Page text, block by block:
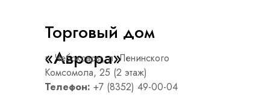
Торговый дом
«Аврора»
г. Чебоксары, л. Ленинского
Комсомола, 25 (2 этаж)
Телефон: +7 (8352) 49-00-04